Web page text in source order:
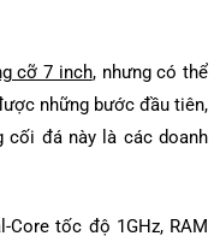
cỡ 7 inch, nhưng có thể
những bước đầu tiên,
cối đá này là các doanh
tốc độ 1GHz, RAM